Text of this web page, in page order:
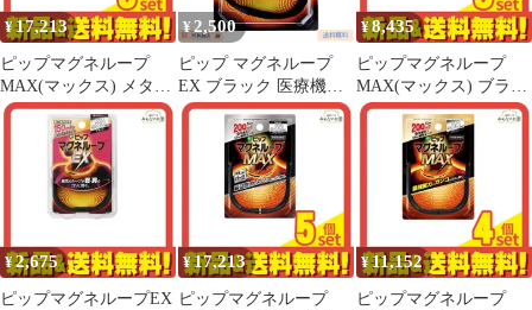
¥17,213
ピップマグネループ
MAX(マックス) メタル
シルバー 45cm 5個セッ
ト まとめ売り
¥2,500
ピップ マグネループ
EX ブラック 医療機器
認証番号:
226AGBZX00017000
¥8,435
ピップマグネループ
MAX(マックス) ブラッ
ク 60cm 3個セット まと
め売り
¥2,675
ピップマグネループEX
¥17,213
ピップマグネループ
¥11,152
ピップマグネループ